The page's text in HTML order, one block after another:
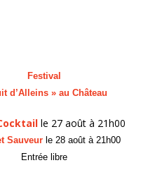
Festival
d’Alleins » au Château
le 27 août à 21h00
Sauveur le 28 août à 21h00
Entrée libre